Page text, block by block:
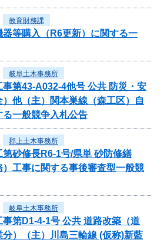
教育財務課
等購入（R6更新）に関する一
岐阜土木事務所
事第43-A032-4他号 公共 防災・安
他（主）関本巣線（森工区）自
一般競争入札公告
郡上土木事務所
第砂修長R6-1号/県単 砂防修繕
）工事に関する事後審査型一般競
岐阜土木事務所
事第D1-4-1号 公共 道路改築（道
）（主）川島三輪線 (仮称)新藍